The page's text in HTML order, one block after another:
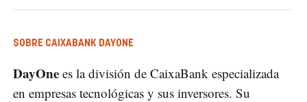
SOBRE CAIXABANK DAYONE
DayOne es la división de CaixaBank especializada
en empresas tecnológicas y sus inversores. Su